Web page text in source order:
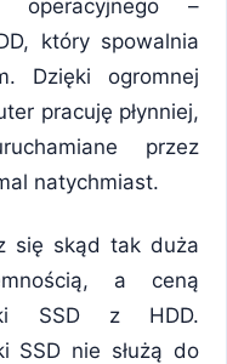
operacyjnego –
który spowalnia
Dzięki ogromnej
pracuję płynniej,
przez
natychmiast.
się skąd tak duża
a ceną
SSD z HDD.
SSD nie służą do